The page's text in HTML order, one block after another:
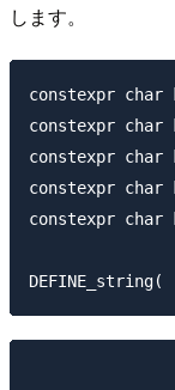
します。
constexpr char
constexpr char
constexpr char
constexpr char
constexpr char